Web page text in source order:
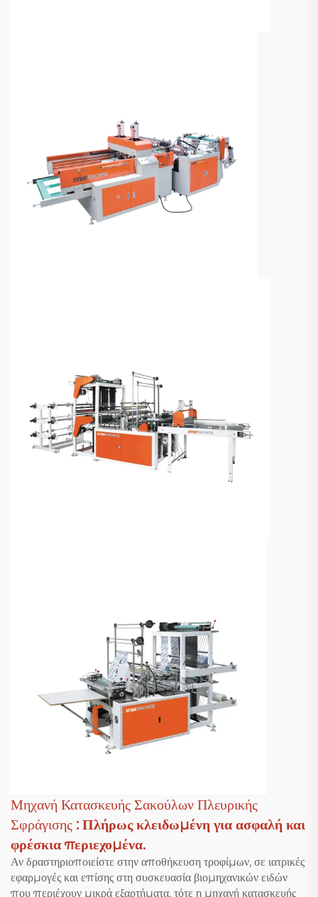
Μηχανή Κατασκευής Σακούλων Πλευρικής
Σφράγισης : Πλήρως κλειδωμένη για ασφαλή και
φρέσκια περιεχομένα.
Αν δραστηριοποιείστε στην αποθήκευση τροφίμων, σε ιατρικές
εφαρμογές και επίσης στη συσκευασία βιομηχανικών ειδών
που περιέχουν μικρά εξαρτήματα, τότε η μηχανή κατασκευής